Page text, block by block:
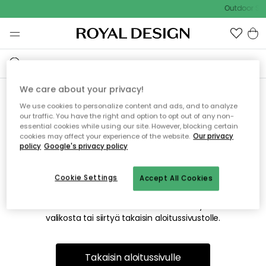
Outdoor
Emme valitettavasti löydä
etsimääsi sivua
Tämä voi johtua siitä, että sivua ei enää ole tai siitä, että se
on siirretty muualle. Pahoittelemme tästä mahdollisesti
valikosta tai siirtyä takaisin aloitussivustolle.
Takaisin aloitussivulle
We care about your privacy!
We use cookies to personalize content and ads, and to analyze
our traffic. You have the right and option to opt out of any non-
essential cookies while using our site. However, blocking certain
cookies may affect your experience of the website. Our privacy
policy Google's privacy policy
Accept All Cookies
Cookie Settings